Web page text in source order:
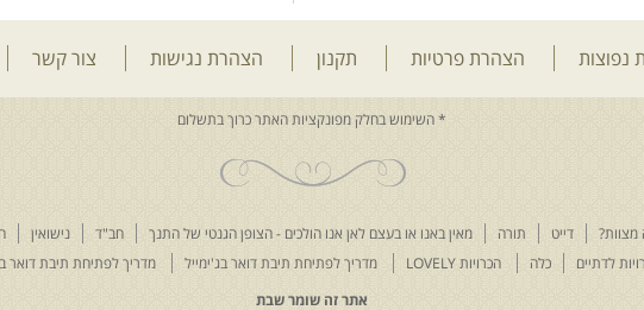
נפוצות הצהרת פרטיות תקנון הצהרת נגישות צור קשר
דייט תורה מאין באנו או בעצם לאן אנו הולכים - הצופן הגנטי של התנך חב"ד נישואין
לדתיים כלה הכרויות LOVELY מדריך לפתיחת תיבת דואר בג'ימייל מדריך לפתיחת תיבת דואר
אתר זה שומר שבת